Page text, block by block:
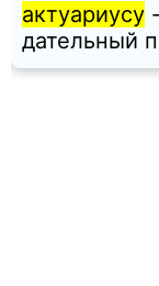
актуариусу
дательный